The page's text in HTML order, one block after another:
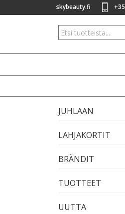
skybeauty.fi
JUHLAAN
LAHJAKORTIT
BRÄNDIT
TUOTTEET
UUTTA